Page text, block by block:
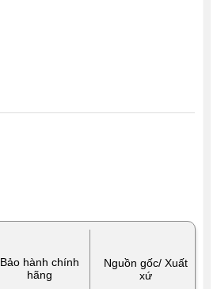
Bảo hành chính
hãng
Nguồn gốc/ Xuất
xứ